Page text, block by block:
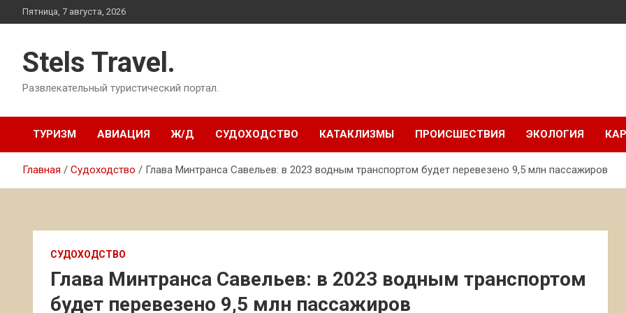
Перейти
к
Пятница, 7 августа, 2026
Stels Travel.
Развлекательный туристический портал.
ТУРИЗМ АВИАЦИЯ Ж/Д СУДОХОДСТВО КАТАКЛИЗМЫ ПРОИСШЕСТВИЯ ЭКОЛОГИЯ
Главная Судоходство Глава Минтранса Савельев: в 2023 водным транспортом будет перевезено 9,5 млн пассажиров
СУДОХОДСТВО
Глава Минтранса Савельев: в 2023 водным транспортом
будет перевезено 9,5 млн пассажиров